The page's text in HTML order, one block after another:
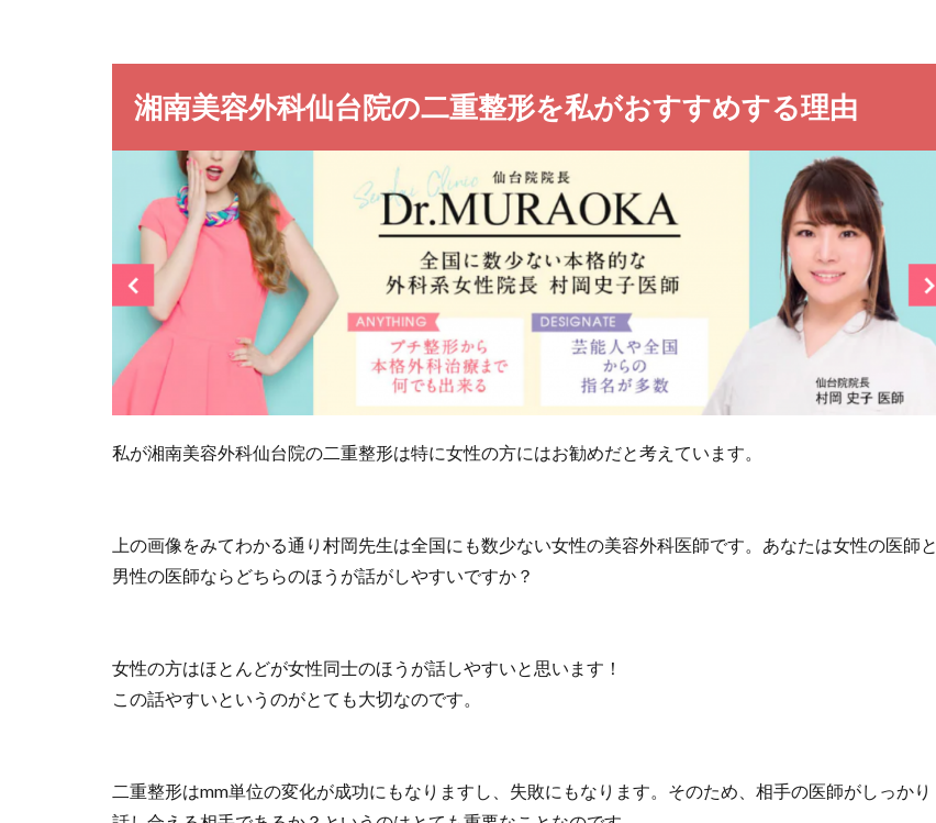
湘南美容外科仙台院の二重整形を私がおすすめする理由
私が湘南美容外科仙台院の二重整形は特に女性の方にはお勧めだと考えています。
上の画像をみてわかる通り村岡先生は全国にも数少ない女性の美容外科医師です。あなたは女性の医師と
男性の医師ならどちらのほうが話がしやすいですか？
女性の方はほとんどが女性同士のほうが話しやすいと思います！
この話やすいというのがとても大切なのです。
二重整形はmm単位の変化が成功にもなりますし、失敗にもなります。そのため、相手の医師がしっかり